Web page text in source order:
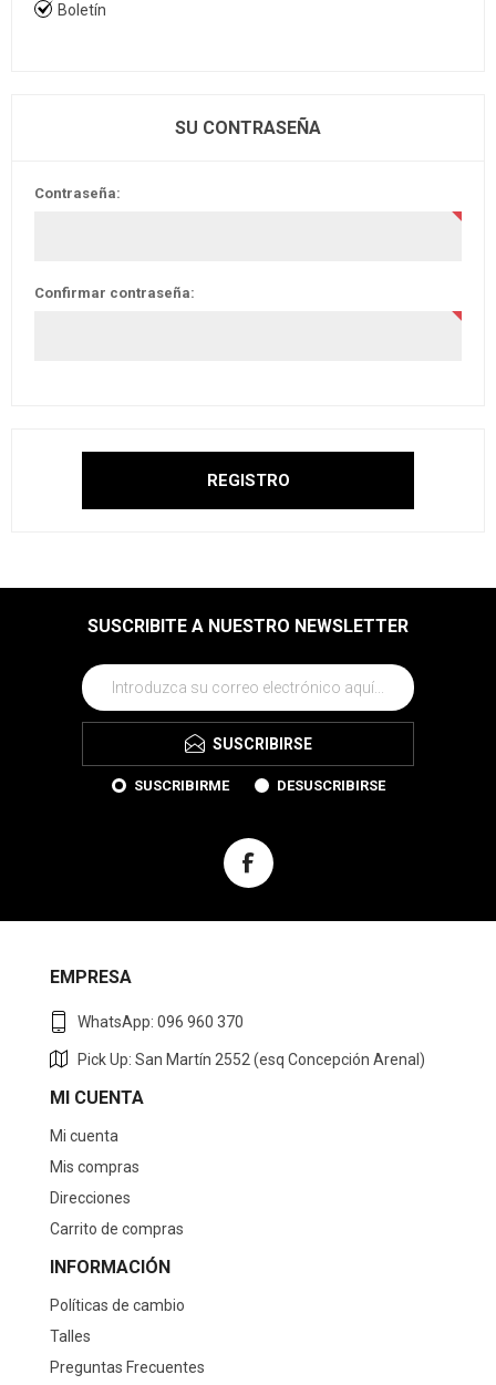
Boletín
SU CONTRASEÑA
Contraseña:
Confirmar contraseña:
SUSCRIBITE A NUESTRO NEWSLETTER
SUSCRIBIRSE
SUSCRIBIRME DESUSCRIBIRSE
EMPRESA
WhatsApp: 096 960 370
Pick Up: San Martín 2552 (esq Concepción Arenal)
MI CUENTA
Mi cuenta
Mis compras
Direcciones
Carrito de compras
INFORMACIÓN
Políticas de cambio
Talles
Preguntas Frecuentes